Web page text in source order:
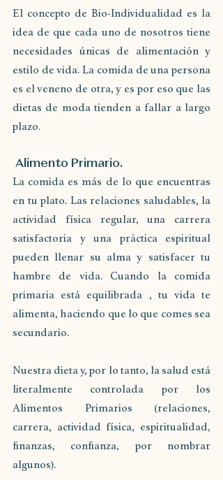
El concepto de Bio-Individualidad es la
idea de que cada uno de nosotros tiene
necesidades únicas de alimentación y
estilo de vida. La comida de una persona
es el veneno de otra, y es por eso que las
dietas de moda tienden a fallar a largo
plazo.
Alimento Primario.
La comida es más de lo que encuentras
en tu plato. Las relaciones saludables, la
actividad física regular, una carrera
satisfactoria y una práctica espiritual
pueden llenar su alma y satisfacer tu
hambre de vida. Cuando la comida
primaria está equilibrada , tu vida te
alimenta, haciendo que lo que comes sea
secundario.
Nuestra dieta y, por lo tanto, la salud está
literalmente controlada por los
Alimentos Primarios (relaciones,
carrera, actividad física, espiritualidad,
finanzas, confianza, por nombrar
algunos).